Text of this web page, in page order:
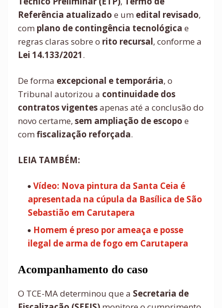
Referência atualizado e um edital revisado,
com plano de contingência tecnológica e
regras claras sobre o rito recursal, conforme a
Lei 14.133/2021.
De forma excepcional e temporária, o
Tribunal autorizou a continuidade dos
contratos vigentesapenas até a conclusão do
novo certame, sem ampliação de escopo e
com fiscalização reforçada.
LEIA TAMBÉM:
Vídeo: Nova pintura da Santa Ceia é
apresentada na cúpula da Basílica de São
Sebastião em Carutapera
Homem é preso por ameaça e posse
ilegal de arma de fogo em Carutapera
Acompanhamento do caso
O TCE-MA determinou que a Secretaria de